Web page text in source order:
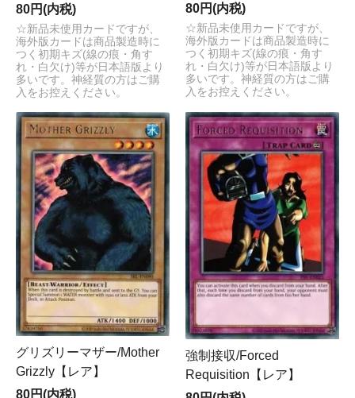
80円(内税)
☆新品未使用カードですが、
海外版カードは商品製造時に
つく初期キズ(線の痕・角す
れ・白欠け)等が日本語版より
多いです。神経質の方はご購
入をお控えください。
80円(内税)
☆新品未使用カードですが、
海外版カードは商品製造時に
つく初期キズ(線の痕・角す
れ・白欠け)等が日本語版より
多いです。神経質の方はご購
入をお控えください。
グリズリーマザー/Mother
Grizzly【レア】
80円(内税)
強制接収/Forced
Requisition【レア】